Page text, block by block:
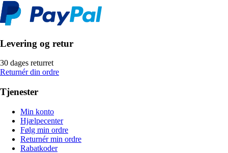
Levering og retur
30 dages returret
Returnér din ordre
Tjenester
Min konto
Hjælpecenter
Følg min ordre
Returnér min ordre
Rabatkoder